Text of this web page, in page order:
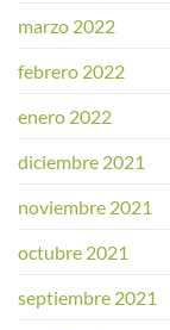
marzo 2022
febrero 2022
enero 2022
diciembre 2021
noviembre 2021
octubre 2021
septiembre 2021